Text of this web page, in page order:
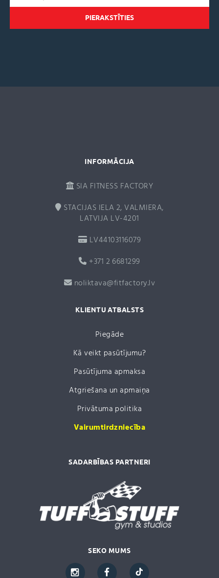
t
INFORMĀCIJA
SIA FITNESS FACTORY
STACIJAS IELA 2, VALMIERA,
LATVIJA LV-4201
LV44103116079
+371 2 6681299
noliktava@fitfactory.lv
KLIENTU ATBALSTS
Piegāde
Kā veikt pasūtījumu?
Pasūtījuma apmaksa
Atgriešana un apmaiņa
Privātuma politika
Vairumtirdzniecība
SADARBĪBAS PARTNERI
SEKO MUMS